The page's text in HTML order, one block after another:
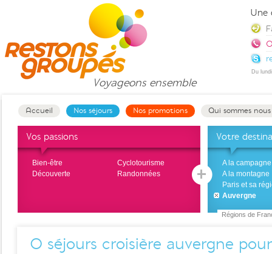
Voyageons ensemble
Accueil Nos séjours Nos promotions Qui sommes
Vos passions
Bien-être
Cyclotourisme
Découverte
Randonnées
Votre
A la campagne
A la montagne
Paris et sa
Auvergne
Régions de
0 séjours croisière auvergne
Une
Du